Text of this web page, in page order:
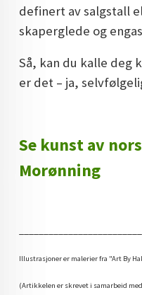
definert av salgstall
skaperglede og
Så, kan du kalle deg
er det – ja,
Se kunst av
Morønning
Illustrasjoner er malerier fra "Art By
(Artikkelen er skrevet i samarbeid